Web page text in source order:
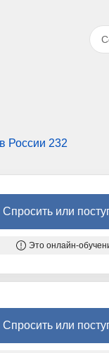
России 232
Спросить или
Это онлайн-
Спросить или